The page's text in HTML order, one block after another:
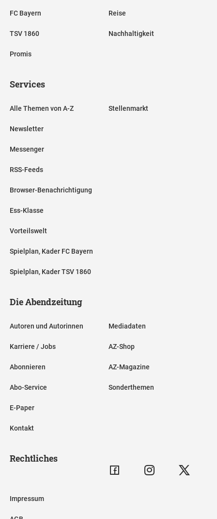
FC Bayern
TSV 1860
Promis
Reise
Nachhaltigkeit
Services
Alle Themen von A-Z
Newsletter
Messenger
RSS-Feeds
Browser-Benachrichtigung
Ess-Klasse
Vorteilswelt
Spielplan, Kader FC Bayern
Spielplan, Kader TSV 1860
Stellenmarkt
Die Abendzeitung
Autoren und Autorinnen
Karriere / Jobs
Abonnieren
Abo-Service
E-Paper
Kontakt
Mediadaten
AZ-Shop
AZ-Magazine
Sonderthemen
Rechtliches
Impressum